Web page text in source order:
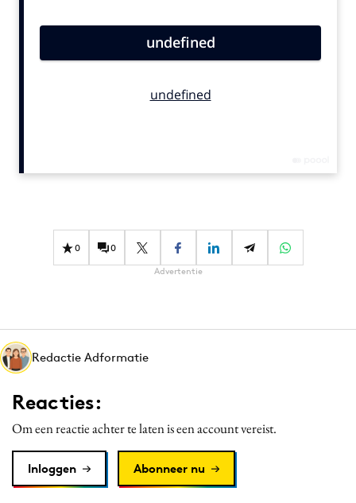
Carriere
Diversiteit
Interne communicatie
Martech
Media
Merkstrategie
PR
Purpose Marketing
Reputatie & crisis
0 0
Advertentie
Redactie Adformatie
Reacties:
Om een reactie achter te laten is een account vereist.
Inloggen Abonneer nu